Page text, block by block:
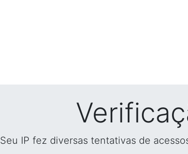
Seu IP fez diversas tentativas de